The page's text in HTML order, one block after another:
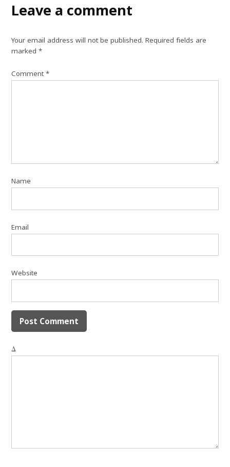
Leave a comment
Your email address will not be published. Required fields are
marked*
Comment*
Name
Email
Website
Δ